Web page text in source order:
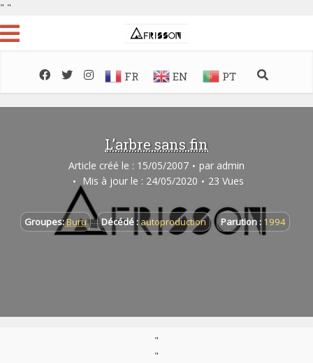
" "
FR EN PT
L’arbre sans fin
Article créé le : 15/05/2007 par admin
Mis à jour le : 24/05/2020
23 Vues
Groupes:Buru Décédé :autoproduction Parution : 1994
"
"